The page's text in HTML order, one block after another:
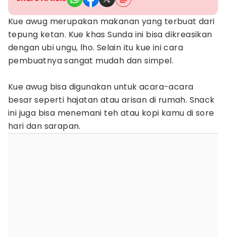
Kue awug merupakan makanan yang terbuat dari
tepung ketan. Kue khas Sunda ini bisa dikreasikan
dengan ubi ungu, lho. Selain itu kue ini cara
pembuatnya sangat mudah dan simpel.
Kue awug bisa digunakan untuk acara-acara
besar seperti hajatan atau arisan di rumah. Snack
ini juga bisa menemani teh atau kopi kamu di sore
hari dan sarapan.